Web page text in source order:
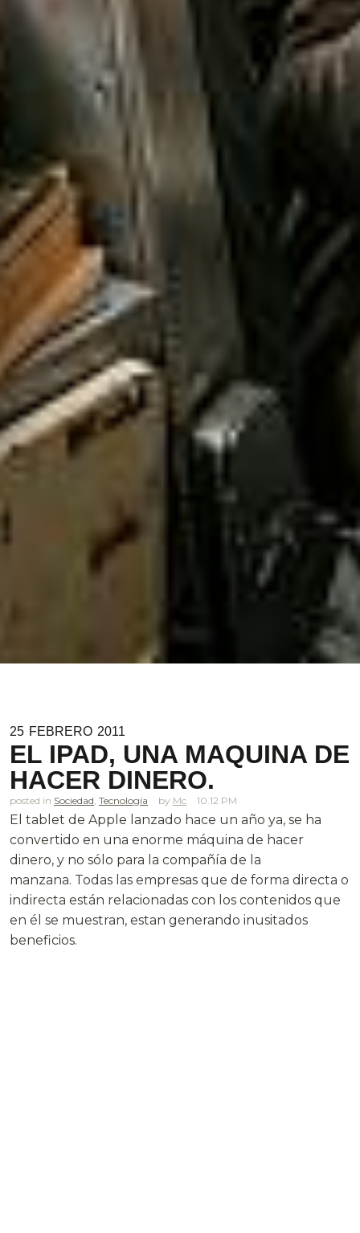
25 FEBRERO 2011
EL IPAD, UNA MAQUINA DE
HACER DINERO.
posted in Sociedad, Tecnología Mc 10.12 PM
El tablet de Apple lanzado hace un año ya, se ha
convertido en una enorme máquina de hacer
dinero, y no sólo para la compañía de la
manzana. Todas las empresas que de forma directa o
indirecta están relacionadas con los contenidos que
en él se muestran, estan generando inusitados
beneficios.